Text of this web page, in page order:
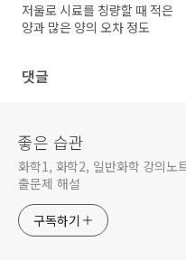
저울로 시료를 칭량할 때 적은
양과 많은 양의 오차 정도
댓글
좋은 습관
화학1, 화학2, 일반화학 강의노
출문제 해설
구독하기